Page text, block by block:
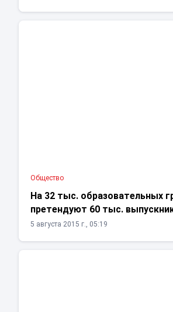
Общество
На 32 тыс. образовательных
претендуют 60 тыс.
5 августа 2015 г., 05:19